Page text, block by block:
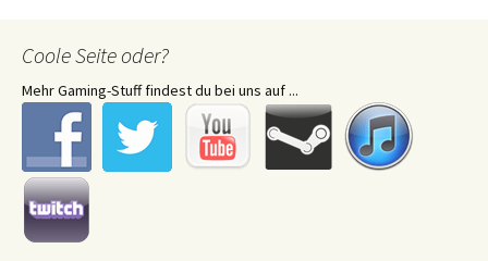
Coole Seite oder?
Mehr Gaming-Stuff findest du bei uns auf ...